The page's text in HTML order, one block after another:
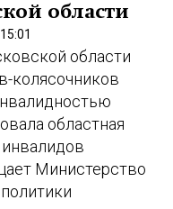
области
области
колясочников
областная
Министерство